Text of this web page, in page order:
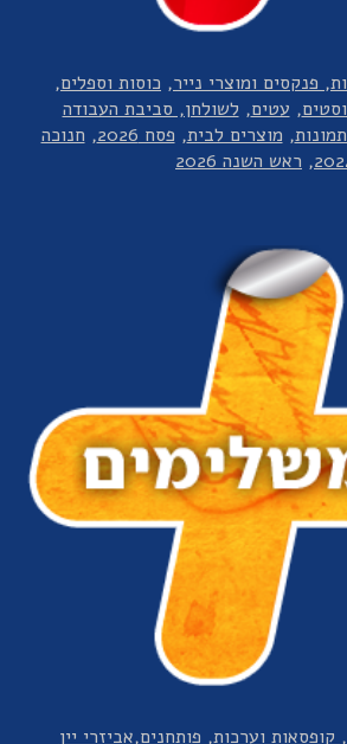
פנקסים ומוצרי נייר כוסות וספלים
עטים לשולחן, סביבת העבודה
מוצרים לבית פסח 2026
חנוכה
ראש השנה 2026
קופסאות וערכות פותחנים,אביזרי יין